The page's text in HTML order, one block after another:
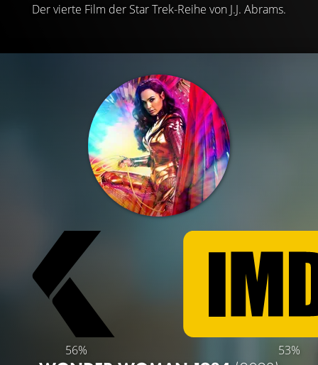
Der vierte Film der Star Trek-Reihe von J.J. Abrams.
56% 53%